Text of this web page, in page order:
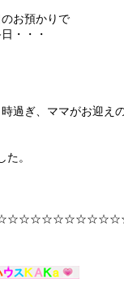
お預かりで
・・・
過ぎ、ママがお迎えの
。